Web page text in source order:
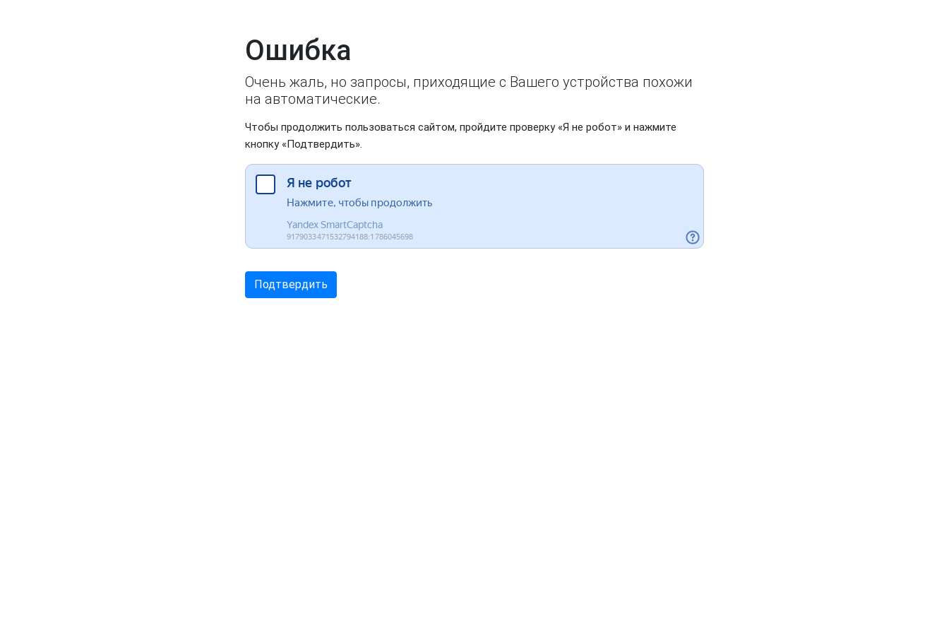
Ошибка
Очень жаль, но запросы, приходящие с Вашего устройства похожи
на автоматические.
Чтобы продолжить пользоваться сайтом, пройдите проверку «Я не робот» и нажмите
кнопку «Подтвердить».